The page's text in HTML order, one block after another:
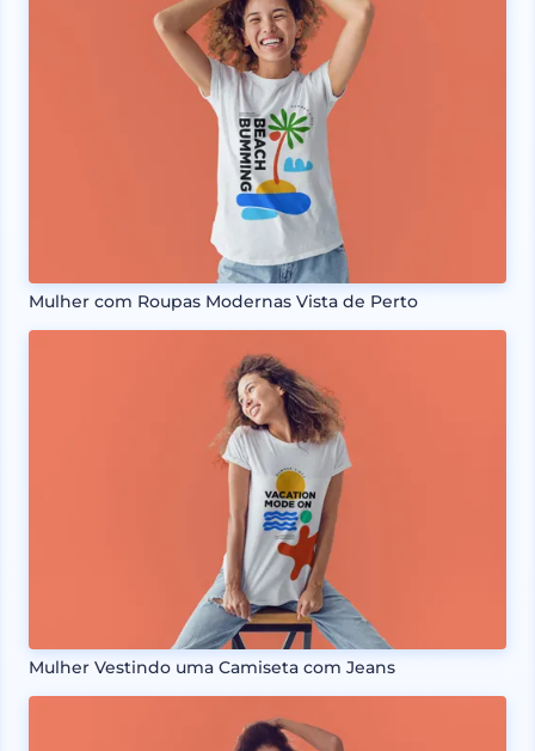
Mulher com Roupas Modernas Vista de Perto
Mulher Vestindo uma Camiseta com Jeans